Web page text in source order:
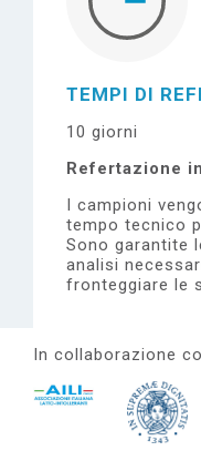
TEMPI DI
10 giorni
Refertazione
I campioni
tempo tecnico
Sono garantite
analisi
fronteggiare le
In collaborazione